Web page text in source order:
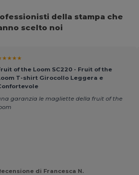
della stampa che
scelto noi
of the Loom SC220 - Fruit of the
T-shirt Girocollo Leggera e
garanzia le magliette della fruit of the
di Francesca N.